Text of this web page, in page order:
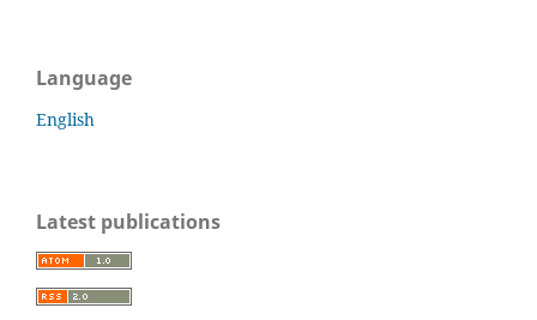
Language
English
Latest publications